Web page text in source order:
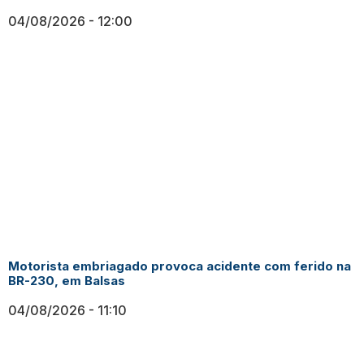
04/08/2026 12:00
Motorista embriagado provoca acidente com ferido na
BR-230, em Balsas
04/08/2026 11:10